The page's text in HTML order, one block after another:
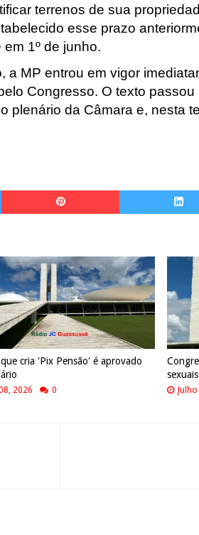
terrenos de sua
esse prazo
1º de junho.
a MP entrou em vigor
Congresso. O texto
plenário da Câmara e, nesta
cria 'Pix Pensão' é aprovado
2026 0